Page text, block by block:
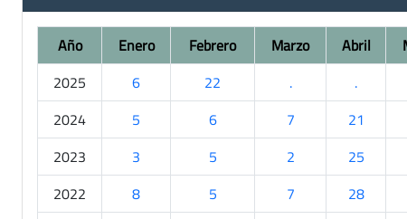
Año Enero Febrero Marzo Abril
2025
6 22 . .
2024
5 6 7 21
2023
3 5 2 25
2022
8 5 7 28